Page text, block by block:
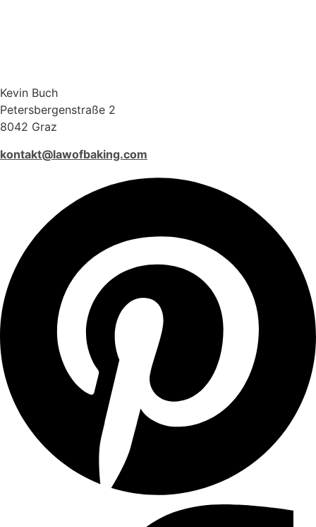
Kevin Buch
Petersbergenstraße 2
8042 Graz
kontakt@lawofbaking.com